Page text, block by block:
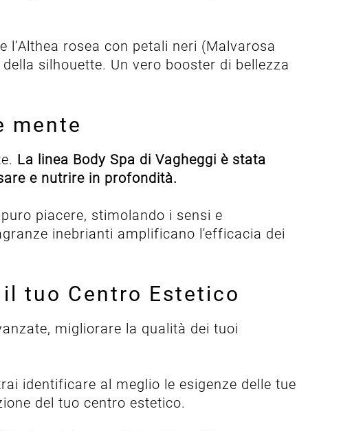
rosea con petali neri (Malvarosa
silhouette. Un vero booster di bellezza
mente
La linea Body Spa di Vagheggi è stata
e nutrire in profondità.
piacere, stimolando i sensi e
inebrianti amplificano l'efficacia dei
tuo Centro Estetico
migliorare la qualità dei tuoi
identificare al meglio le esigenze delle tue
del tuo centro estetico.